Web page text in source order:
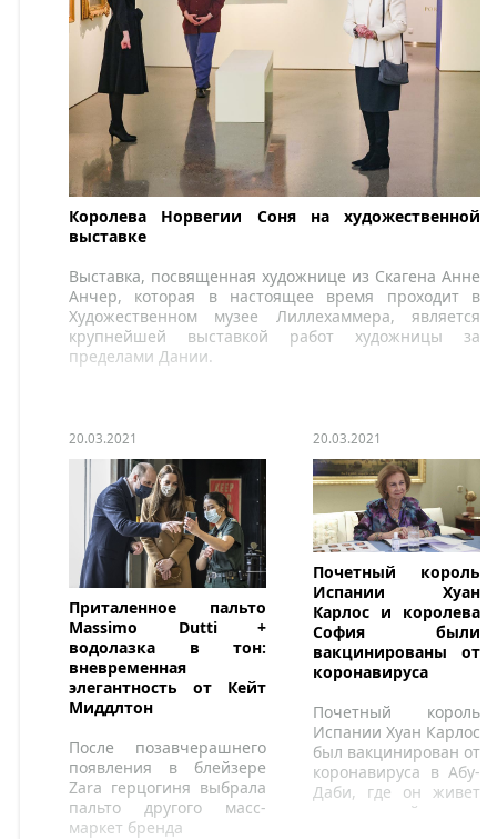
Королева Норвегии Соня на художественной
выставке
Выставка, посвященная художнице из Скагена Анне
Анчер, которая в настоящее время проходит в
Художественном музее Лиллехаммера, является
крупнейшей выставкой работ художницы за
пределами Дании.
20.03.2021
Приталенное пальто
Massimo Dutti +
водолазка в тон:
вневременная
элегантность от Кейт
Миддлтон
После позавчерашнего
появления в блейзере
Zara герцогиня выбрала
пальто другого масс-
маркет бренда
20.03.2021
Почетный король
Испании Хуан
Карлос и королева
София были
вакцинированы от
коронавируса
Почетный король
Испании Хуан Карлос
был вакцинирован от
коронавируса в Абу-
Даби, где он живет
на красивой вилле